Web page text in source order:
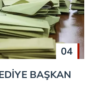
04
BAŞKAN